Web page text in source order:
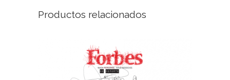
Productos relacionados